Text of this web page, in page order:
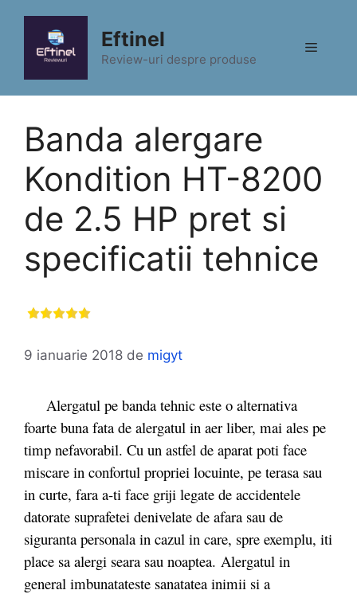
conținut
Eftinel
Review-uri despre produse
Meniu
Banda alergare
Kondition HT-8200
de 2.5 HP pret si
specificatii tehnice
9 ianuarie 2018 de migyt
Alergatul pe banda tehnic este o alternativa
foarte buna fata de alergatul in aer liber, mai ales pe
timp nefavorabil. Cu un astfel de aparat poti face
miscare in confortul propriei locuinte, pe terasa sau
in curte, fara a-ti face griji legate de accidentele
datorate suprafetei denivelate de afara sau de
siguranta personala in cazul in care, spre exemplu, iti
place sa alergi seara sau noaptea. Alergatul in
general imbunatateste sanatatea inimii si a